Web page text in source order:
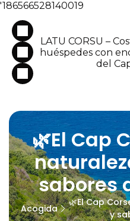
'186566528140019
LATU CORSU –
huéspedes con
del
🌿El Cap
sabores
Acogida
🌿El Cap
y